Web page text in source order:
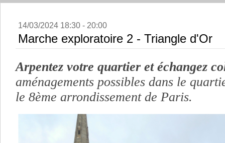
14/03/2024 18:30 - 20:00
Marche exploratoire 2 - Triangle d'Or
Arpentez votre quartier et échangez
aménagements possibles dans le
le 8ème arrondissement de Paris.